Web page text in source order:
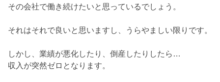
その会社で働き続けたいと思っているでしょう。
それはそれで良いと思いますし、うらやましい限りです。
しかし、業績が悪化したり、倒産したりしたら…
収入が突然ゼロとなります。